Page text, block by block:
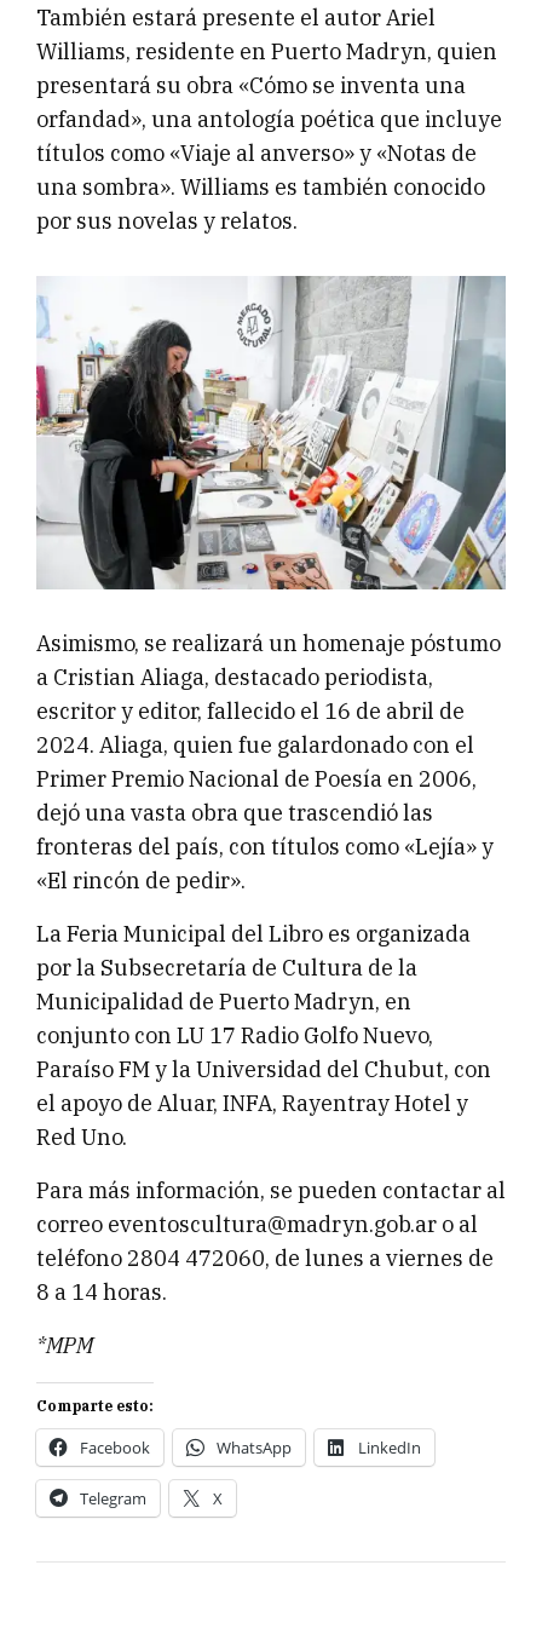
También estará presente el autor Ariel
Williams, residente en Puerto Madryn, quien
presentará su obra «Cómo se inventa una
orfandad», una antología poética que incluye
títulos como «Viaje al anverso» y «Notas de
una sombra». Williams es también conocido
por sus novelas y relatos.
Asimismo, se realizará un homenaje póstumo
a Cristian Aliaga, destacado periodista,
escritor y editor, fallecido el 16 de abril de
2024. Aliaga, quien fue galardonado con el
Primer Premio Nacional de Poesía en 2006,
dejó una vasta obra que trascendió las
fronteras del país, con títulos como «Lejía» y
«El rincón de pedir».
La Feria Municipal del Libro es organizada
por la Subsecretaría de Cultura de la
Municipalidad de Puerto Madryn, en
conjunto con LU 17 Radio Golfo Nuevo,
Paraíso FM y la Universidad del Chubut, con
el apoyo de Aluar, INFA, Rayentray Hotel y
Red Uno.
Para más información, se pueden contactar al
correo eventoscultura@madryn.gob.ar o al
teléfono 2804 472060, de lunes a viernes de
8 a 14 horas.
*MPM
Comparte esto:
Facebook WhatsApp LinkedIn
Telegram X